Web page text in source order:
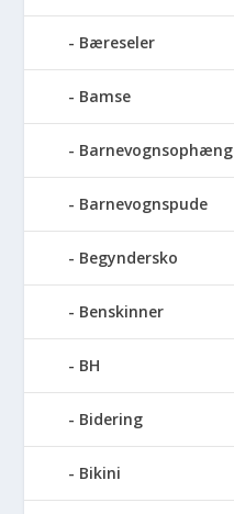
Bæreseler
Bamse
Barnevognsophæng
Barnevognspude
Begyndersko
Benskinner
BH
Bidering
Bikini